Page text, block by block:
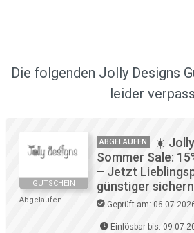
Die folgenden Jolly Designs
leider
GUTSCHEIN
Abgelaufen
ABGELAUFEN
☀️
Sommer Sale:
– Jetzt
günstiger
Geprüft am: 06-07-
Einlösbar bis: 09-07-